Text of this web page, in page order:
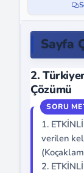
Sayfa
2.
Çözümü
1.
verilen
2.